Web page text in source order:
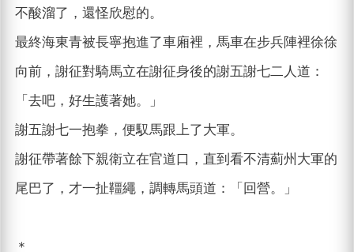
不酸溜了，還怪欣慰的。
最終海東青被長寧抱進了車廂裡，馬車在步兵陣裡徐徐
向前，謝征對騎馬立在謝征身後的謝五謝七二人道：
「去吧，好生護著她。」
謝五謝七一抱拳，便馭馬跟上了大軍。
謝征帶著餘下親衛立在官道口，直到看不清薊州大軍的
尾巴了，才一扯韁繩，調轉馬頭道：「回營。」
＊